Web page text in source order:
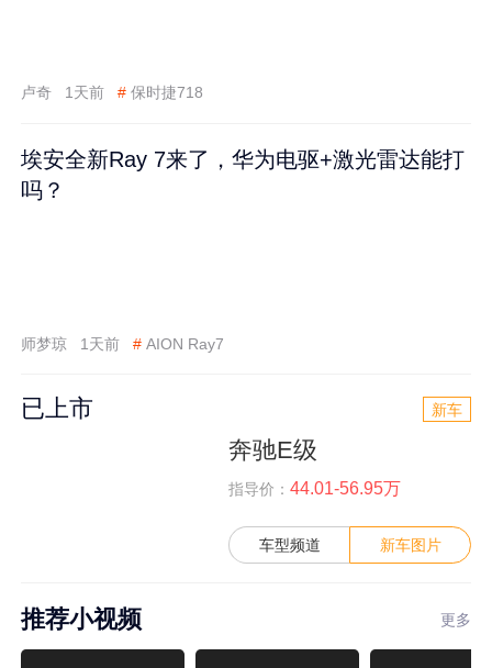
卢奇 1天前 # 保时捷718
埃安全新Ray 7来了，华为电驱+激光雷达能打
吗？
师梦琼 1天前 # AION Ray7
已上市 新车
奔驰E级
指导价： 44.01-56.95万
车型频道 新车图片
推荐小视频 更多